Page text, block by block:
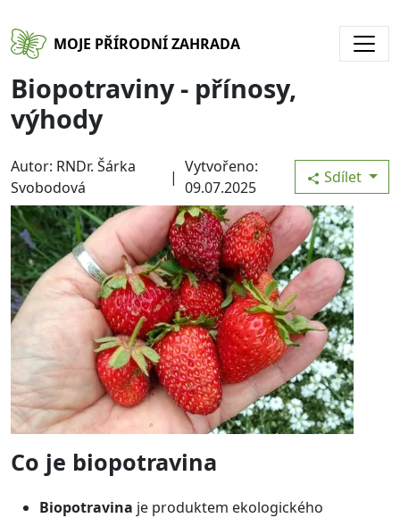
MOJE PŘÍRODNÍ ZAHRADA
Biopotraviny - přínosy,
výhody
Autor: RNDr. Šárka
Svobodová
|
Vytvořeno:
09.07.2025
Sdílet
Co je biopotravina
Biopotravina je produktem ekologického